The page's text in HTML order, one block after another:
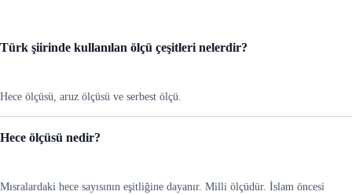
Türk şiirinde kullanılan ölçü çeşitleri nelerdir?
Hece ölçüsü, aruz ölçüsü ve serbest ölçü.
Hece ölçüsü nedir?
Mısralardaki hece sayısının eşitliğine dayanır. Milli ölçüdür. İslam öncesi